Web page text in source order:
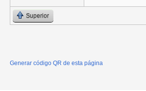
Superior
Generar código QR de esta página